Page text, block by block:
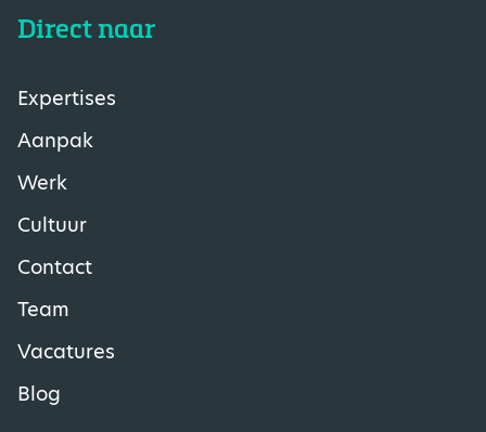
Direct naar
Expertises
Aanpak
Werk
Cultuur
Contact
Team
Vacatures
Blog